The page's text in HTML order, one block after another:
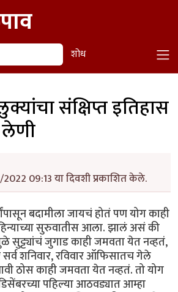
शोध
संक्षिप्त इतिहास
2022 09:13 या दिवशी प्रकाशित केले.
बदामीला जायचं होतं पण योग काही
सुरुवातीस आला. झालं असं की
जुगाड काही जमवता येत नव्हतं,
सर्व शनिवार, रविवार ऑफिसातच गेले
ठोस काही जमवता येत नव्हतं. तो योग
पहिल्या आठवड्यात आम्हा